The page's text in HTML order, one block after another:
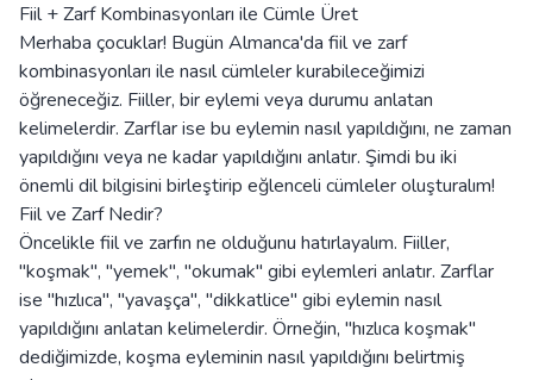
Fiil + Zarf Kombinasyonları ile Cümle Üret
Merhaba çocuklar! Bugün Almanca'da fiil ve zarf
kombinasyonları ile nasıl cümleler kurabileceğimizi
öğreneceğiz. Fiiller, bir eylemi veya durumu anlatan
kelimelerdir. Zarflar ise bu eylemin nasıl yapıldığını, ne zaman
yapıldığını veya ne kadar yapıldığını anlatır. Şimdi bu iki
önemli dil bilgisini birleştirip eğlenceli cümleler oluşturalım!
Fiil ve Zarf Nedir?
Öncelikle fiil ve zarfın ne olduğunu hatırlayalım. Fiiller,
"koşmak", "yemek", "okumak" gibi eylemleri anlatır. Zarflar
ise "hızlıca", "yavaşça", "dikkatlice" gibi eylemin nasıl
yapıldığını anlatan kelimelerdir. Örneğin, "hızlıca koşmak"
dediğimizde, koşma eyleminin nasıl yapıldığını belirtmiş